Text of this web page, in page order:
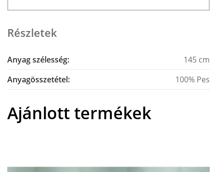
Részletek
Anyag szélesség:
145 cm
Anyagösszetétel:
100% Pes
Ajánlott termékek